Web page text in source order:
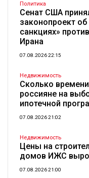
Политика
Сенат США
законопроект об
санкциях»
Ирана
07.08.2026 22:15
Недвижимость
Сколько
россияне на
ипотечной
07.08.2026 21:02
Недвижимость
Цены на
домов ИЖС
07.08.2026 21:00